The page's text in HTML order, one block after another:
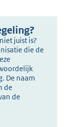
juist is?
die de
De naam
de
de